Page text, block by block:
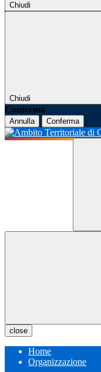
Chiudi
Chiudi
Conferma
Annulla Conferma
close
Home
Organizzazione